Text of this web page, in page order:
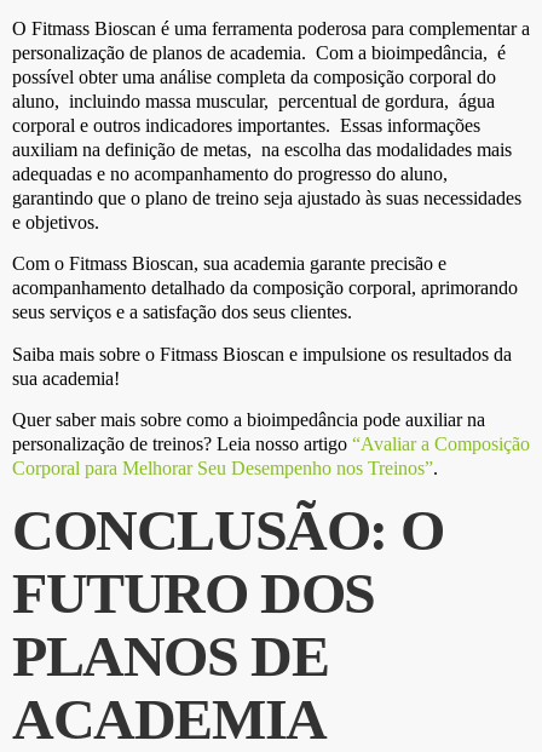
O Fitmass Bioscan é uma ferramenta poderosa para complementar a
personalização de planos de academia. Com a bioimpedância, é
possível obter uma análise completa da composição corporal do
aluno, incluindo massa muscular, percentual de gordura, água
corporal e outros indicadores importantes. Essas informações
auxiliam na definição de metas, na escolha das modalidades mais
adequadas e no acompanhamento do progresso do aluno,
garantindo que o plano de treino seja ajustado às suas necessidades
e objetivos.
Com o Fitmass Bioscan, sua academia garante precisão e
acompanhamento detalhado da composição corporal, aprimorando
seus serviços e a satisfação dos seus clientes.
Saiba mais sobre o Fitmass Bioscan e impulsione os resultados da
sua academia!
Quer saber mais sobre como a bioimpedância pode auxiliar na
personalização de treinos? Leia nosso artigo “Avaliar a Composição
Corporal para Melhorar Seu Desempenho nos Treinos”.
CONCLUSÃO: O
FUTURO DOS
PLANOS DE
ACADEMIA